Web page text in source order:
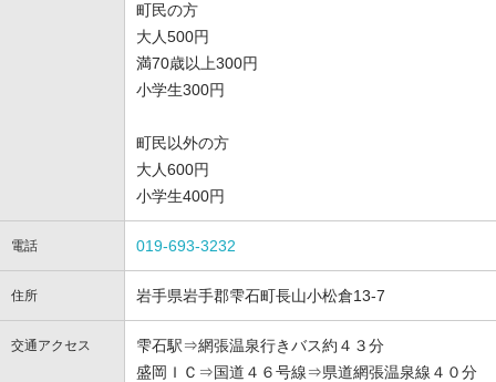
町民の方
大人500円
満70歳以上300円
小学生300円
町民以外の方
大人600円
小学生400円
電話 019-693-3232
住所 岩手県岩手郡雫石町長山小松倉13-7
交通アクセス
雫石駅⇒網張温泉行きバス約４３分
盛岡ＩＣ⇒国道４６号線⇒県道網張温泉線４０分